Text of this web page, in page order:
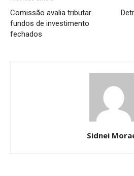
Comissão avalia tributar
fundos de investimento
fechados
Sidnei